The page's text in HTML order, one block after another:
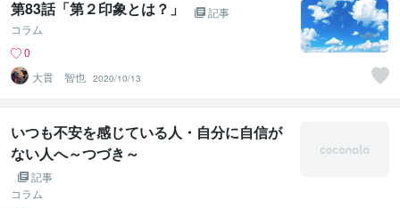
第83話「第２印象とは？」
記事
コラム
0
大貫 智也 2020/10/13
いつも不安を感じている人・自分に自信が
ない人へ～つづき～
記事
コラム